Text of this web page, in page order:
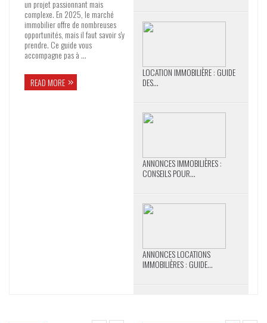
un projet passionnant mais
complexe. En 2025, le marché
immobilier offre de nombreuses
opportunités, mais il faut savoir s'y
prendre. Ce guide vous
accompagne pas à ...
READ MORE
LOCATION IMMOBILIÈRE : GUIDE
DES...
ANNONCES IMMOBILIÈRES :
CONSEILS POUR...
ANNONCES LOCATIONS
IMMOBILIÈRES : GUIDE...